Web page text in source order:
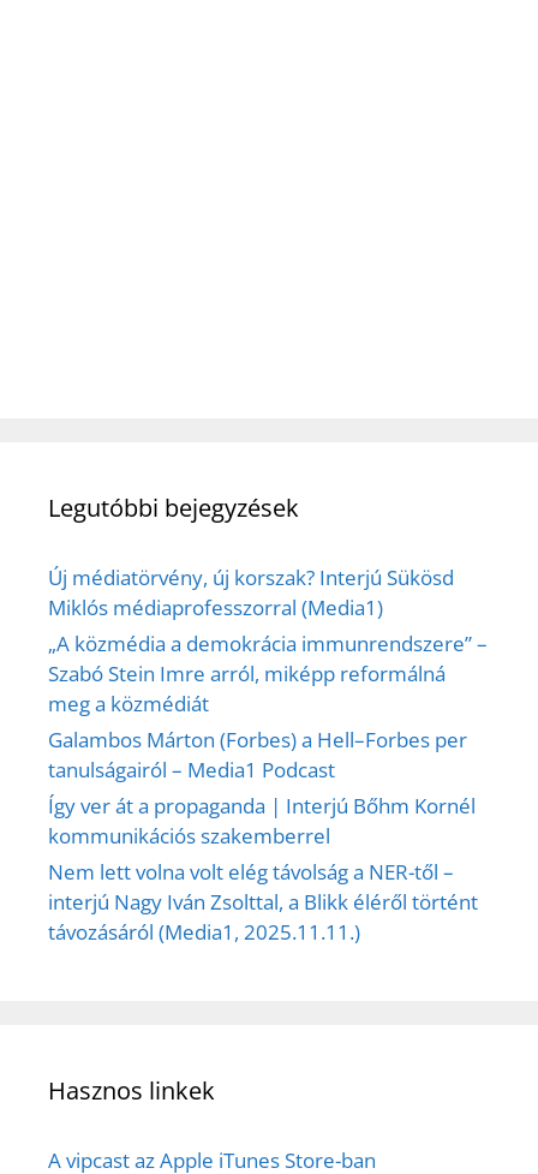
Legutóbbi bejegyzések
Új médiatörvény, új korszak? Interjú Sükösd
Miklós médiaprofesszorral (Media1)
„A közmédia a demokrácia immunrendszere” –
Szabó Stein Imre arról, miképp reformálná
meg a közmédiát
Galambos Márton (Forbes) a Hell–Forbes per
tanulságairól – Media1 Podcast
Így ver át a propaganda | Interjú Bőhm Kornél
kommunikációs szakemberrel
Nem lett volna volt elég távolság a NER-től –
interjú Nagy Iván Zsolttal, a Blikk éléről történt
távozásáról (Media1, 2025.11.11.)
Hasznos linkek
A vipcast az Apple iTunes Store-ban